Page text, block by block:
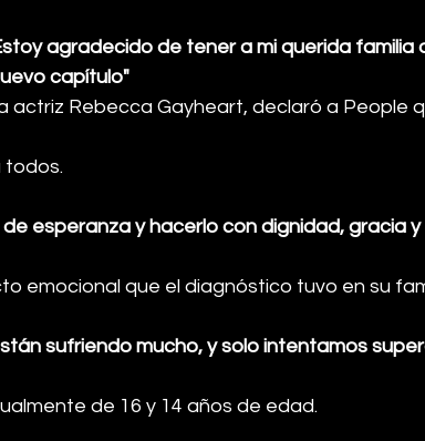
agradecido de tener a mi querida familia
capítulo"
actriz Rebecca Gayheart, declaró a People
todos.
esperanza y hacerlo con dignidad, gracia y
emocional que el diagnóstico tuvo en su
sufriendo mucho, y solo intentamos
de 16 y 14 años de edad.